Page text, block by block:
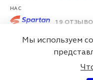
НАС
19
г. Минск, Беларусь
ул. Макаёнка 12А, офис
Мы используем